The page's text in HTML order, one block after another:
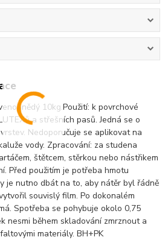
10kg.Použití: k povrchové
a střešních pasů. Jedná se o
Nedoporučuje se aplikovat na
vody. Zpracování: za studena
štětcem, stěrkou nebo nástřikem
Před použitím je potřeba hmotu
je nutno dbát na to, aby nátěr byl řádně
souvislý film. Po dokonalém
Spotřeba se pohybuje okolo 0,75
nesmi během skladování zmrznout a
materiály. BH+PK